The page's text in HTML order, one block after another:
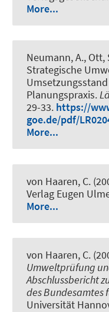
More...
Neumann, A., Ott,
Strategische
Planungspraxis.
29-33. https://
goe.de/pdf/
More...
von Haaren, C.
Verlag Eugen
More...
von Haaren, C.
Umweltprüfung
Abschlussbericht
des Bundesamtes
Universität